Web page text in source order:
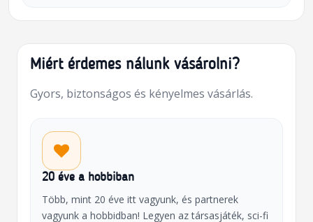
Miért érdemes nálunk vásárolni?
Gyors, biztonságos és kényelmes vásárlás.
20 éve a hobbiban
Több, mint 20 éve itt vagyunk, és partnerek
vagyunk a hobbidban! Legyen az társasjáték, sci-fi